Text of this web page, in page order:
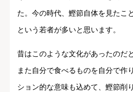
た。今の時代、鰹節自体を見たこ
という若者が多いと思います。
昔はこのような文化があったのだ
また自分で食べるものを自分で作
ション的な意味も込めて、鰹節削